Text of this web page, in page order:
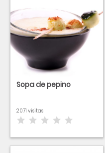
Sopa de pepino
2071 visitas